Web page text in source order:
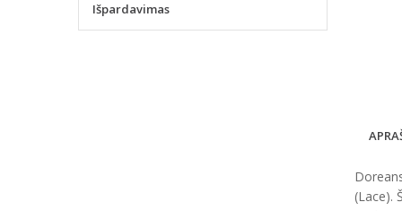
(Lace).
Išpardavimas